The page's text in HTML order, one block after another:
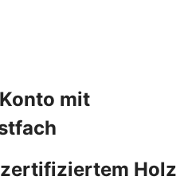
mit
Holz